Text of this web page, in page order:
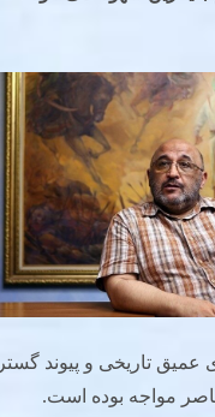
عمیق تاریخی و پیوند
مواجه بوده است.